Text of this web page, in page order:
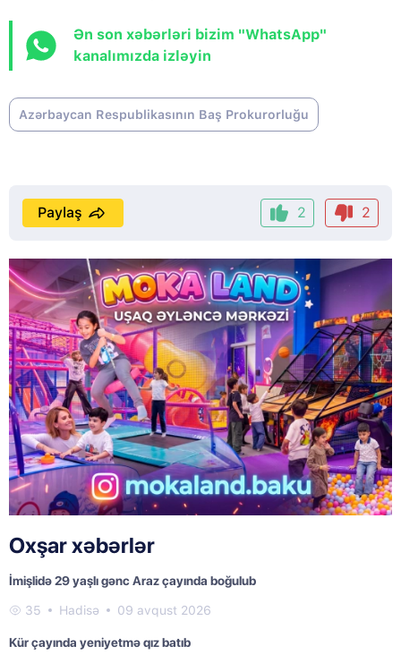
Ən son xəbərləri bizim "WhatsApp"
kanalımızda izləyin
Azərbaycan Respublikasının Baş Prokurorluğu
2 2
Paylaş
Oxşar xəbərlər
İmişlidə 29 yaşlı gənc Araz çayında boğulub
35 Hadisə 09 avqust 2026
Kür çayında yeniyetmə qız batıb